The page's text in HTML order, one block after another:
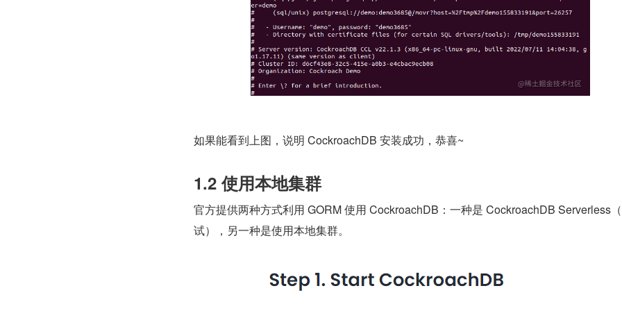
如果能看到上图，说明 CockroachDB 安装成功，恭喜~
1.2 使用本地集群
官方提供两种方式利用 GORM 使用 CockroachDB：一种是 CockroachDB Serverless
试），另一种是使用本地集群。